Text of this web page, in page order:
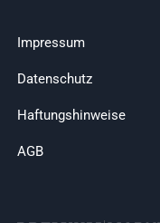
Impressum
Datenschutz
Haftungshinweise
AGB